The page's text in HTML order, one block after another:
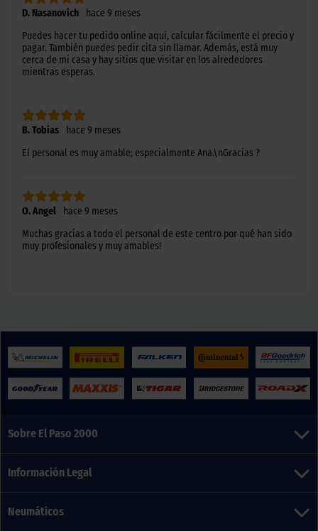
D. Nasanovich
hace 9 meses
Puedes hacer tu pedido online aquí, calcular fácilmente el precio y
pagar. También puedes pedir cita sin llamar. Además, está muy
cerca de mi casa y hay sitios que visitar en los alrededores
mientras esperas.
B. Tobias
hace 9 meses
El personal es muy amable; especialmente Ana.\nGracias ?
O. Angel
hace 9 meses
Muchas gracias a todo el personal de este centro por qué han sido
muy profesionales y muy amables!
Sobre El Paso 2000
Información Legal
Neumáticos